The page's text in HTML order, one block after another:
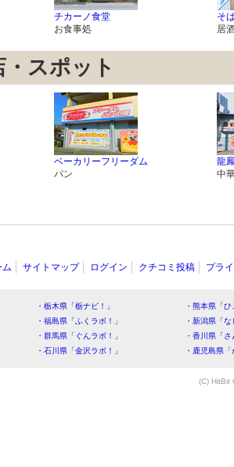
チカーノ食堂
お食事処
そ
居
スポット
ベーカリーフリーダム
パン
龍
中
ム サイトマップ ログイン クチコミ投稿 プラ
・栃木県「栃ナビ！」
・熊本県「
・福島県「ふくラボ！」
・新潟県「
・群馬県「ぐんラボ！」
・香川県「
・石川県「金沢ラボ！」
・鹿児島県
(C) HitBit